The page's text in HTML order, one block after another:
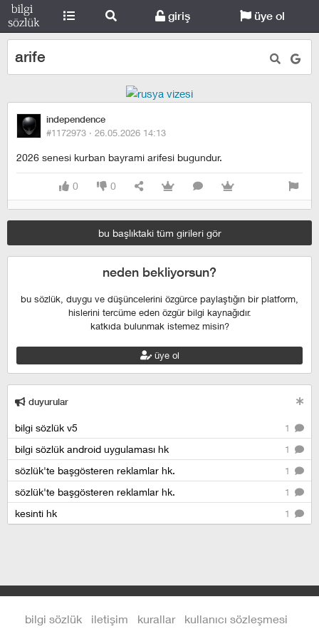
giriş üye ol
arife
independence
#1172973 · 26.05.2026 14:13
2026 senesi kurban bayrami arifesi bugundur.
0 0
bu başlıktaki tüm girileri gör
neden bekliyorsun?
bu sözlük, duygu ve düşüncelerini özgürce paylaştığın bir platform,
hislerini tercüme eden özgür bilgi kaynağıdır.
katkıda bulunmak istemez misin?
üye ol
duyurular
1
bilgi sözlük v5
1
bilgi sözlük android uygulaması hk
1
sözlük'te başgösteren reklamlar hk.
1
sözlük'te başgösteren reklamlar hk.
1
kesinti hk
bilgi sözlük iletişim kurallar kullanıcı sözleşmesi